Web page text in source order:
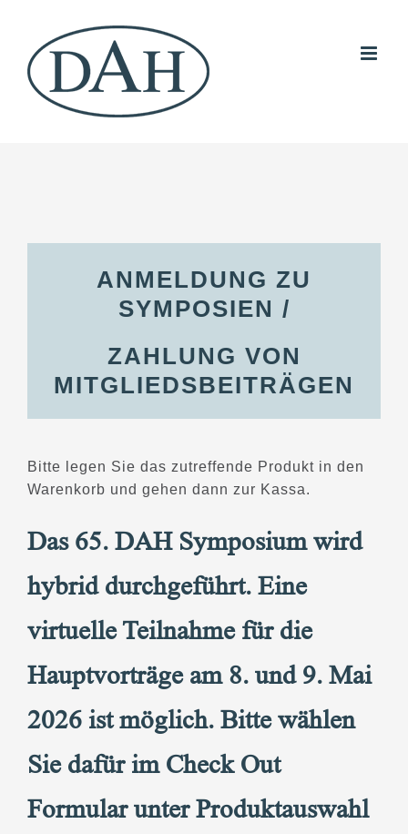
content
ANMELDUNG ZU
SYMPOSIEN /
ZAHLUNG VON
MITGLIEDSBEITRÄGEN
Bitte legen Sie das zutreffende Produkt in den
Warenkorb und gehen dann zur Kassa.
Das 65. DAH Symposium wird
hybrid durchgeführt. Eine
virtuelle Teilnahme für die
Hauptvorträge am 8. und 9. Mai
2026 ist möglich. Bitte wählen
Sie dafür im Check Out
Formular unter Produktauswahl